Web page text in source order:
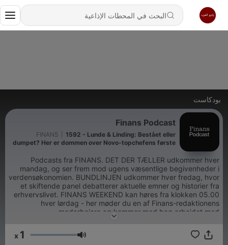
بودكاست
Finans Podcast
FINANS
1592 - Lunde & Linding: Bestået eller
dumpet? Her er dommen over Novo-topchefens første
Podcasts fra FINANS. DET DER TÆLLER udkommer hver
mandag, og ser frem mod ugens væsentlige begivenheder i
verdensøkonomien. BUNDLINJEN udkommer hver fredag, hvor
et skiftende panel debatterer aktuelle emner og historier fra
erhvervslivet. FINANS WEEKEND kan høres fra klokken 05.00
hver lørdag - her møder du en af Finans-redaktionens
medarbejere og kommer med bag arbejdet med
erhvervsstoffet. GRØNNE PENGE er vores podcast om den
grønne omstilling. Den udkommer to gange om måneden - det
samme gør LEDELSE MED LOUISEN ORBESEN, Finans
مستوى الصوت 1